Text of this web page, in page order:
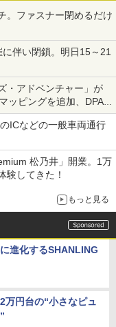
。ファスナー閉めるだけ
伴い閉鎖。明日15～21
・アドベンチャー」が
ッピングを追加、DPA
ICなどの一般車両通行
松乃井」開業。1万
験してきた！
もっと見る
進化するSHANLING
万円台の“小さなピュ